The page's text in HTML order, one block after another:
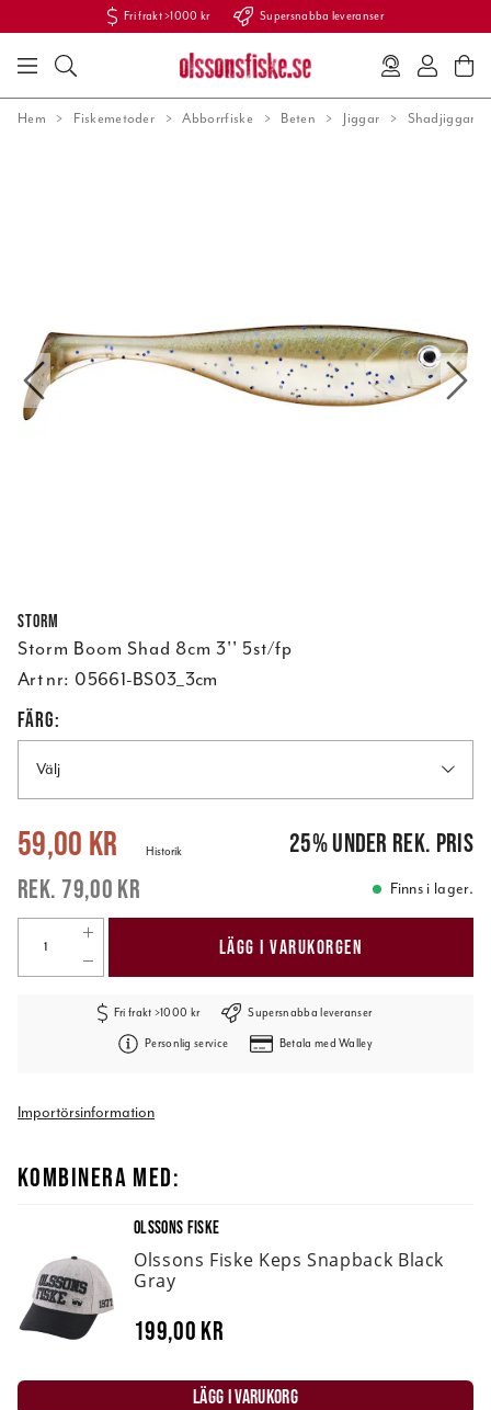
Fri frakt >1000 kr Supersnabba leveranser
Hem Fiskemetoder Abborrfiske Beten Jiggar Shadjiggar
Storm
Storm Boom Shad 8cm 3'' 5st/fp
Art nr: 05661-BS03_3cm
FÄRG:
Välj
Nuvarande pris: 79,00 kr
59,00 kr
79,00 kr
Historik 25%under rek. pris
Finns i lager.
LÄGG I VARUKORGEN
Fri frakt >1000 kr Supersnabba leveranser
Personlig service Betala med Walley
Importörsinformation
KOMBINERA MED:
OLSSONS FISKE
Olssons Fiske Keps Snapback Black
Gray
199,00 kr
LÄGG I VARUKORG